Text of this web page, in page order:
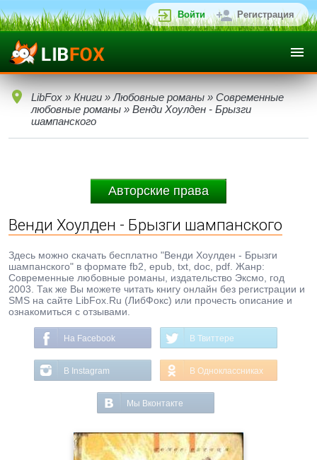
Войти Регистрация
LibFox » Книги » Любовные романы » Современные
любовные романы » Венди Хоулден - Брызги
шампанского
Авторские права
Венди Хоулден - Брызги шампанского
Здесь можно скачать бесплатно "Венди Хоулден - Брызги
шампанского" в формате fb2, epub, txt, doc, pdf. Жанр:
Современные любовные романы, издательство Эксмо, год
2003. Так же Вы можете читать книгу онлайн без регистрации и
SMS на сайте LibFox.Ru (ЛибФокс) или прочесть описание и
ознакомиться с отзывами.
На Facebook В Твиттере
В Instagram В Одноклассниках
Мы Вконтакте